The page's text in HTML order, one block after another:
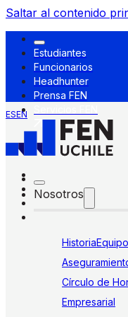
Saltar al contenido
Estudiantes
Funcionarios
Headhunter
Prensa FEN
ESEN
Nosotros
Historia
Círculo de
Empresarial